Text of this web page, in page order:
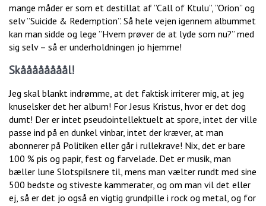
mange måder er som et destillat af ”Call of Ktulu”, ”Orion” og
selv ”Suicide & Redemption”. Så hele vejen igennem albummet
kan man sidde og lege ”Hvem prøver de at lyde som nu?” med
sig selv – så er underholdningen jo hjemme!
Skåååååååål!
Jeg skal blankt indrømme, at det faktisk irriterer mig, at jeg
knuselsker det her album! For Jesus Kristus, hvor er det dog
dumt! Der er intet pseudointellektuelt at spore, intet der ville
passe ind på en dunkel vinbar, intet der kræver, at man
abonnerer på Politiken eller går i rullekrave! Nix, det er bare
100 % pis og papir, fest og farvelade. Det er musik, man
bæller lune Slotspilsnere til, mens man vælter rundt med sine
500 bedste og stiveste kammerater, og om man vil det eller
ej, så er det jo også en vigtig grundpille i rock og metal, og for